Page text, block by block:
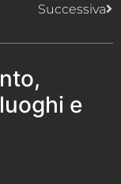
Successiva
e